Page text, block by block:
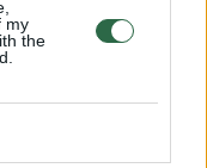
my
the nepatinka –
„Tu numegzk,